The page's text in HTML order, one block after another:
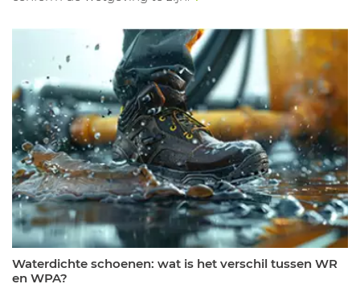
Waterdichte schoenen: wat is het verschil tussen WR
en WPA?